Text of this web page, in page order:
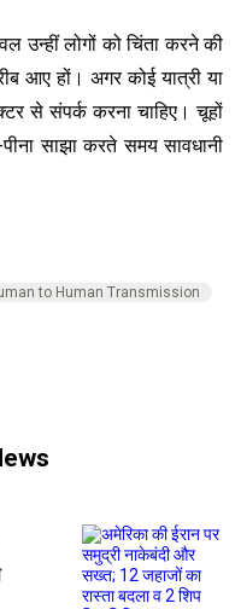
लोगों को चिंता करने की
आए हों। अगर कोई यात्री या
से संपर्क करना चाहिए। चूहों
साझा करते समय सावधानी
to Human Transmission